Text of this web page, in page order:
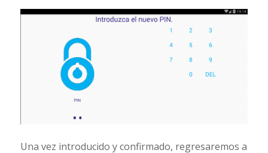
Una vez introducido y confirmado, regresaremos a